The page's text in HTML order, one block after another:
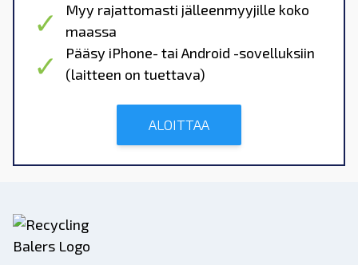
Myy rajattomasti jälleenmyyjille koko
maassa
Pääsy iPhone- tai Android -sovelluksiin
(laitteen on tuettava)
ALOITTAA